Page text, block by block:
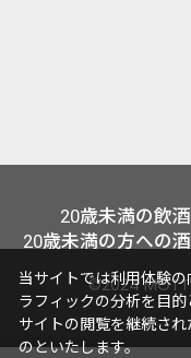
20歳未満の飲
20歳未満の方への
©2024
当サイトでは利用体験
ラフィックの分析を目的
サイトの閲覧を継続さ
のといたします。